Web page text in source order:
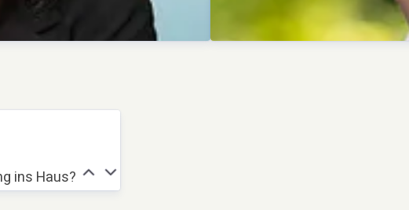
ins Haus?